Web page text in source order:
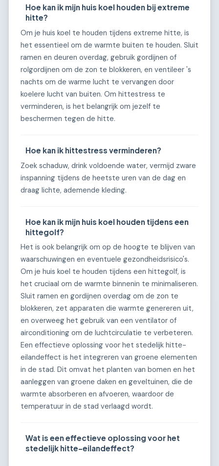
Hoe kan ik mijn huis koel houden bij extreme
hitte?
Om je huis koel te houden tijdens extreme hitte, is
het essentieel om de warmte buiten te houden. Sluit
ramen en deuren overdag, gebruik gordijnen of
rolgordijnen om de zon te blokkeren, en ventileer 's
nachts om de warme lucht te vervangen door
koelere lucht van buiten. Om hittestress te
verminderen, is het belangrijk om jezelf te
beschermen tegen de hitte.
Hoe kan ik hittestress verminderen?
Zoek schaduw, drink voldoende water, vermijd zware
inspanning tijdens de heetste uren van de dag en
draag lichte, ademende kleding.
Hoe kan ik mijn huis koel houden tijdens een
hittegolf?
Het is ook belangrijk om op de hoogte te blijven van
waarschuwingen en eventuele gezondheidsrisico's.
Om je huis koel te houden tijdens een hittegolf, is
het cruciaal om de warmte binnenin te minimaliseren.
Sluit ramen en gordijnen overdag om de zon te
blokkeren, zet apparaten die warmte genereren uit,
en overweeg het gebruik van een ventilator of
airconditioning om de luchtcirculatie te verbeteren.
Een effectieve oplossing voor het stedelijk hitte-
eilandeffect is het integreren van groene elementen
in de stad. Dit omvat het planten van bomen en het
aanleggen van groene daken en geveltuinen, die de
warmte absorberen en afvoeren, waardoor de
temperatuur in de stad verlaagd wordt.
Wat is een effectieve oplossing voor het
stedelijk hitte-eilandeffect?